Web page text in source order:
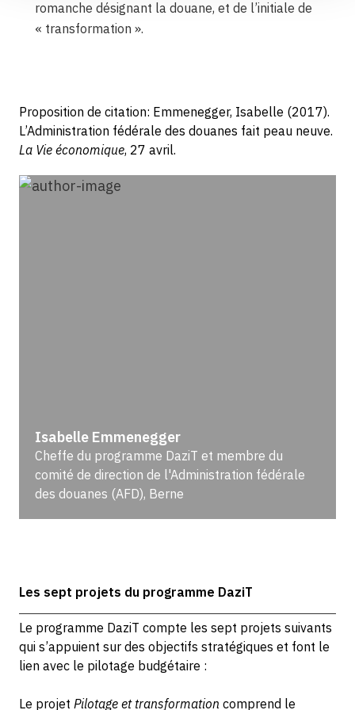
romanche désignant la douane, et de l’initiale de
« transformation ».
Proposition de citation: Emmenegger, Isabelle (2017).
L’Administration fédérale des douanes fait peau neuve.
La Vie économique, 27 avril.
Isabelle Emmenegger
Cheffe du programme DaziT et membre du
comité de direction de l'Administration fédérale
des douanes (AFD), Berne
Les sept projets du programme DaziT
Le programme DaziT compte les sept projets suivants
qui s’appuient sur des objectifs stratégiques et font le
lien avec le pilotage budgétaire :
Le projet Pilotage et transformation comprend le